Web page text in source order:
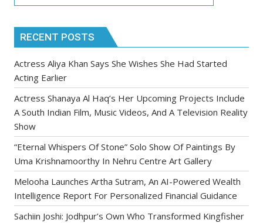
RECENT POSTS
Actress Aliya Khan Says She Wishes She Had Started
Acting Earlier
Actress Shanaya Al Haq’s Her Upcoming Projects Include
A South Indian Film, Music Videos, And A Television Reality
Show
“Eternal Whispers Of Stone” Solo Show Of Paintings By
Uma Krishnamoorthy In Nehru Centre Art Gallery
Melooha Launches Artha Sutram, An AI-Powered Wealth
Intelligence Report For Personalized Financial Guidance
Sachiin Joshi: Jodhpur’s Own Who Transformed Kingfisher